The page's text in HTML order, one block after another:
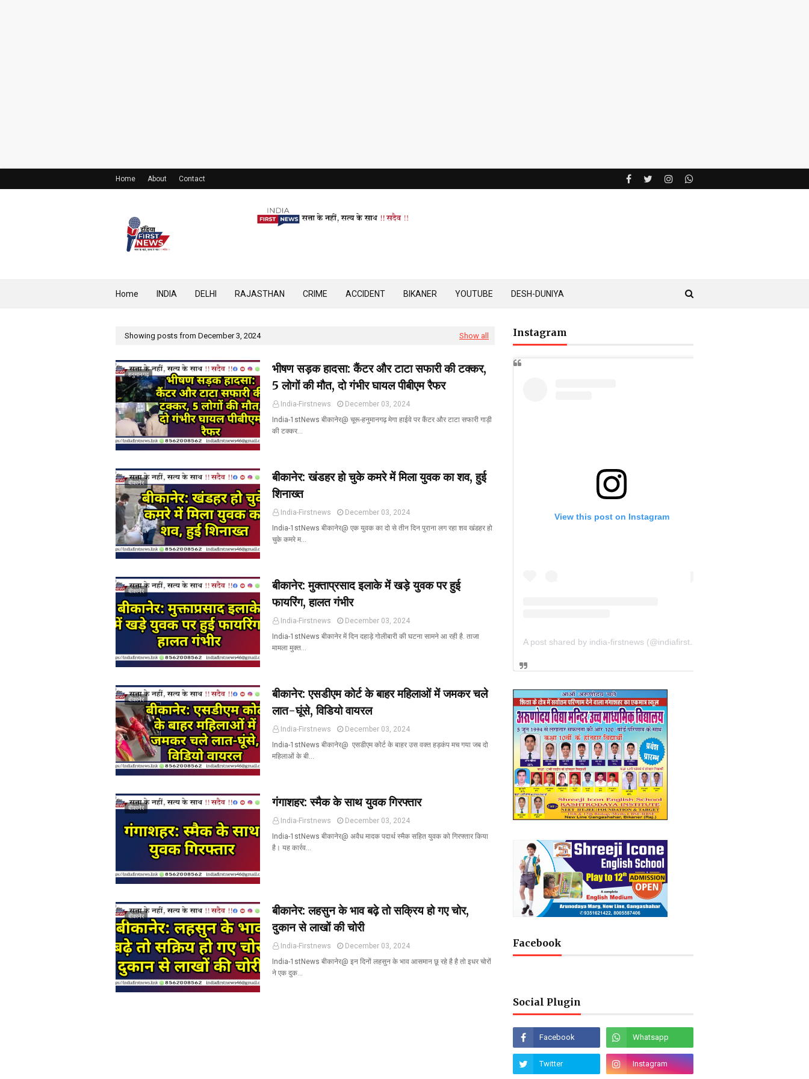
Home About Contact
Home INDIA DELHI RAJASTHAN CRIME ACCIDENT BIKANER YOUTUBE DESH-DUNIYA
Showing posts from December 3, 2024 Show all
हनुमानगढ़
भीषण सड़क हादसा: कैंटर और टाटा सफारी की टक्कर,
5 लोगों की मौत, दो गंभीर घायल पीबीएम रैफर
India-Firstnews
December 03, 2024
India-1stNews बीकानेर@ चूरू-हनुमानगढ़ मेगा हाईवे पर कैंटर और टाटा सफारी गाड़ी
की टक्कर…
बीकानेर
बीकानेर: खंडहर हो चुके कमरे में मिला युवक का शव, हुई
शिनाख्त
India-Firstnews
December 03, 2024
India-1stNews बीकानेर@ एक युवक का दो से तीन दिन पुराना लग रहा शव खंडहर हो
चुके कमरे म…
बीकानेर
बीकानेर: मुक्ताप्रसाद इलाके में खड़े युवक पर हुई
फायरिंग, हालत गंभीर
India-Firstnews
December 03, 2024
India-1stNews बीकानेर में दिन दहाड़े गोलीबारी की घटना सामने आ रही है. ताजा
मामला मुक्त…
बीकानेर
बीकानेर: एसडीएम कोर्ट के बाहर महिलाओं में जमकर चले
लात-घूंसे, विडियो वायरल
India-Firstnews
December 03, 2024
India-1stNews बीकानेर@ एसडीएम कोर्ट के बाहर उस वक्त हड़कंप मच गया जब दो
महिलाओं के बी…
बीकानेर गंगाशहर: स्मैक के साथ युवक गिरफ्तार
India-Firstnews
December 03, 2024
India-1stNews बीकानेर@ अवैध मादक पदार्थ स्मैक सहित युवक को गिरफ्तार किया
है। यह कार्रव…
बीकानेर
बीकानेर: लहसुन के भाव बढ़े तो सक्रिय हो गए चोर,
दुकान से लाखों की चोरी
India-Firstnews
December 03, 2024
India-1stNews बीकानेर@ इन दिनों लहसुन के भाव आसमान छू रहे है है तो इधर चोरों
ने एक दुक…
Instagram
View this post on Instagram
A post shared by india-firstnews (@indiafirstnewsbkn)
Facebook
Social Plugin